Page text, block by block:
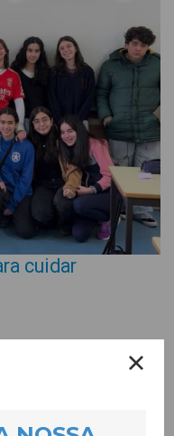
cuidar
ser apenas reservado
da violência praticada
– um projecto que,